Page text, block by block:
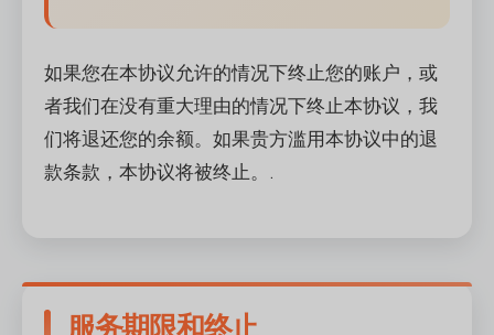
如果您在本协议允许的情况下终止您的账户，或
者我们在没有重大理由的情况下终止本协议，我
们将退还您的余额。如果贵方滥用本协议中的退
款条款，本协议将被终止。.
服务期限和终止